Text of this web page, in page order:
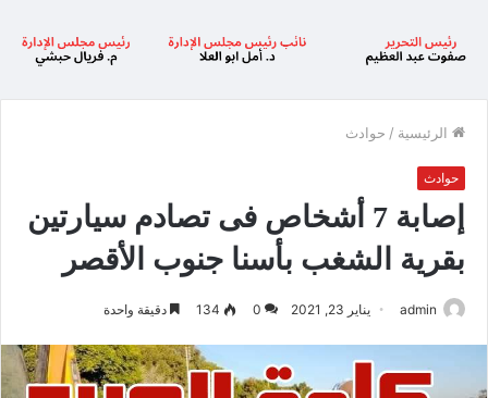
الرئيسية / حوادث
حوادث
إصابة 7 أشخاص فى تصادم سيارتين
بقرية الشغب بأسنا جنوب الأقصر
admin يناير 23, 2021 0
134 دقيقة واحدة